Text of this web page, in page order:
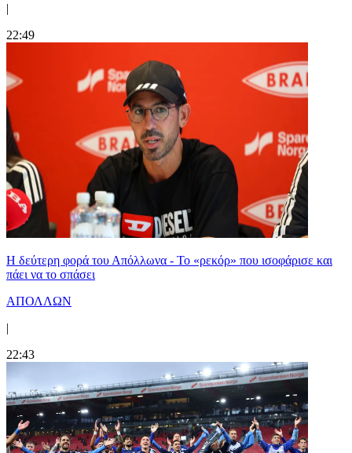
|
22:49
Η δεύτερη φορά του Απόλλωνα - Το «ρεκόρ» που ισοφάρισε και
πάει να το σπάσει
ΑΠΟΛΛΩΝ
|
22:43